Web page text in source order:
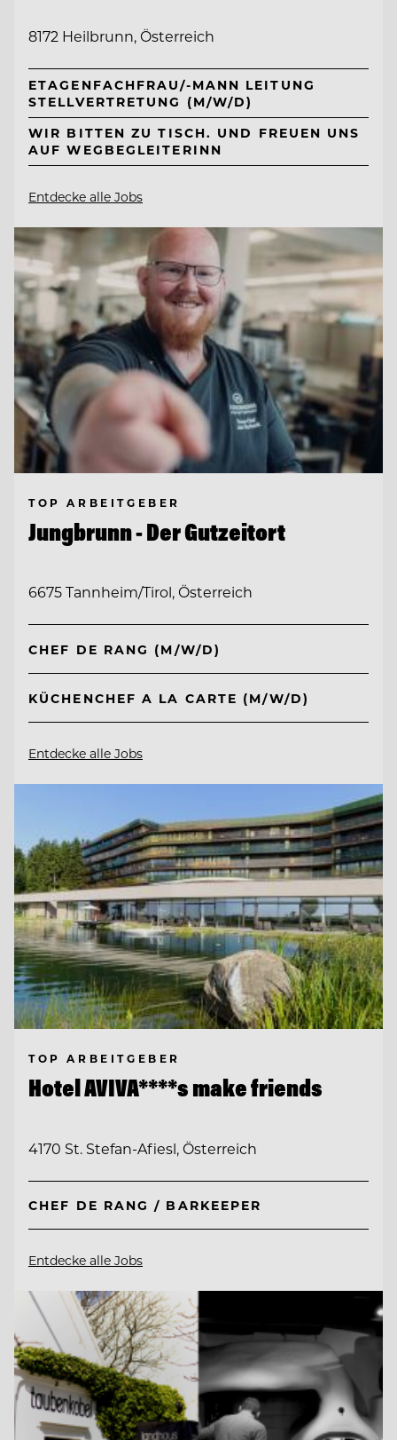
8172 Heilbrunn, Österreich
ETAGENFACHFRAU/-MANN LEITUNG
STELLVERTRETUNG (M/W/D)
WIR BITTEN ZU TISCH. UND FREUEN UNS
AUF WEGBEGLEITERINN
Entdecke alle Jobs
TOP ARBEITGEBER
Jungbrunn - Der Gutzeitort
6675 Tannheim/Tirol, Österreich
CHEF DE RANG (M/W/D)
KÜCHENCHEF A LA CARTE (M/W/D)
Entdecke alle Jobs
TOP ARBEITGEBER
Hotel AVIVA****s make friends
4170 St. Stefan-Afiesl, Österreich
CHEF DE RANG / BARKEEPER
Entdecke alle Jobs